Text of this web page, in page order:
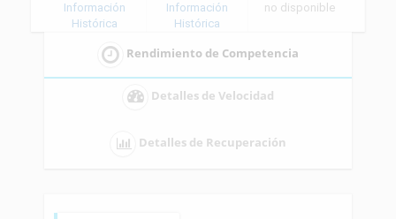
Información
Histórica
Información
Histórica
no disponible
Rendimiento de Competencia
Detalles de Velocidad
Detalles de Recuperación